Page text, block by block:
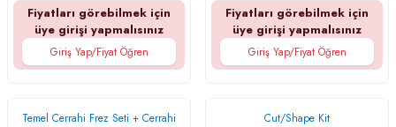
Fiyatları görebilmek için
üye girişi yapmalısınız
Giriş Yap/Fiyat Öğren
Fiyatları görebilmek için
üye girişi yapmalısınız
Giriş Yap/Fiyat Öğren
Temel Cerrahi Frez Seti + Cerrahi
Cut/Shape Kit